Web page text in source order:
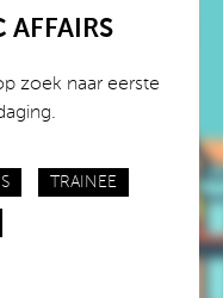
AFFAIRS
zoek naar eerste
TRAINEE